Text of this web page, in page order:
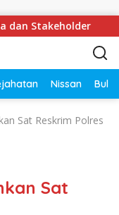
Nissan
Sat Reskrim Polres
Sat